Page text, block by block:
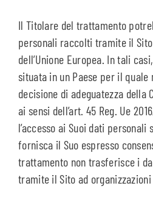
Il Titolare del trattamento
personali raccolti tramite il
dell’Unione Europea. In tali
situata in un Paese per il quale
decisione di adeguatezza della
ai sensi dell’art. 45 Reg. Ue
l’accesso ai Suoi dati
fornisca il Suo espresso
trattamento non trasferisce i
tramite il Sito ad